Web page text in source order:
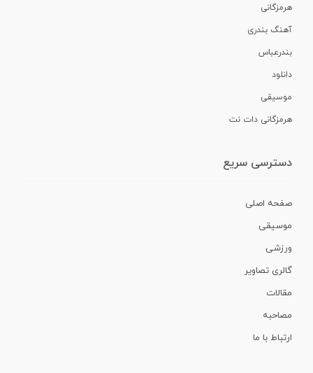
هرمزگانی
آهنگ بندری
بندرعباس
دانلود
موسیقی
هرمزگانی دات نت
دسترسی سریع
صفحه اصلی
موسیقی
ورزشی
گالری تصاویر
مقالات
مصاحبه
ارتباط با ما